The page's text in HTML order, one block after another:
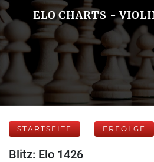
ELO CHARTS -
STARTSEITE ERFOLGE
Blitz: Elo 1426